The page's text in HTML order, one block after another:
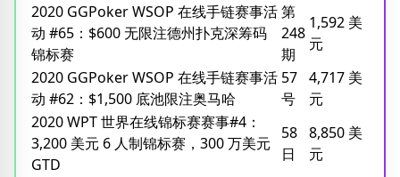
2020 GGPoker WSOP 在线手链赛事活
动 #65：$600 无限注德州扑克深筹码
锦标赛
第
248
期
1,592 美
元
2020 GGPoker WSOP 在线手链赛事活
动 #62：$1,500 底池限注奥马哈
57
号
4,717 美
元
2020 WPT 世界在线锦标赛赛事#4：
3,200 美元 6 人制锦标赛，300 万美元
GTD
58
日
8,850 美
元